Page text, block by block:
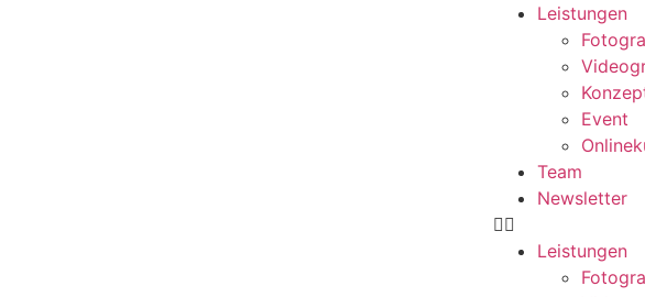
Leistungen
Event
Team
Newsletter
Leistungen